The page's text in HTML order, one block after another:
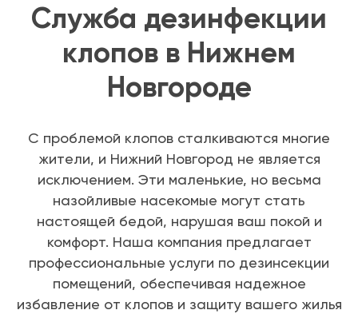
Служба дезинфекции
клопов в Нижнем
Новгороде
С проблемой клопов сталкиваются многие
жители, и Нижний Новгород не является
исключением. Эти маленькие, но весьма
назойливые насекомые могут стать
настоящей бедой, нарушая ваш покой и
комфорт. Наша компания предлагает
профессиональные услуги по дезинсекции
помещений, обеспечивая надежное
избавление от клопов и защиту вашего жилья